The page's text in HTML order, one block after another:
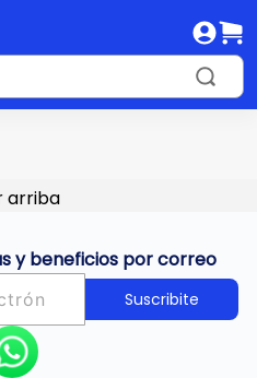
arriba
y beneficios por correo
Suscribite